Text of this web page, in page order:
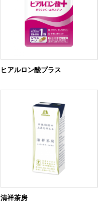
ヒアルロン酸プラス
清祥茶房